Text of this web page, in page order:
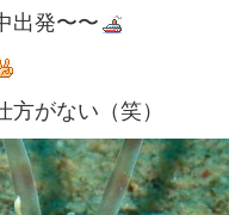
出発〜〜
がない（笑）